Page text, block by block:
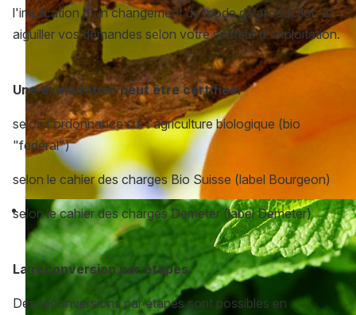
l'implication d'un changement de mode de production et
aiguiller vos demandes selon votre secteur d'exploitation.
Une exploitation peut être certifiée:
selon l'ordonnance sur l'agriculture biologique (bio
"fédéral")
selon le cahier des charges Bio Suisse (label Bourgeon)
selon le cahier des charges Demeter (label Demeter)
La reconversion par étapes
Des reconversions par étapes sont possibles en